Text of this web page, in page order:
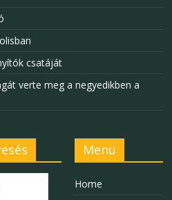
csatáját
verte meg a negyedikben a
Menü
Home